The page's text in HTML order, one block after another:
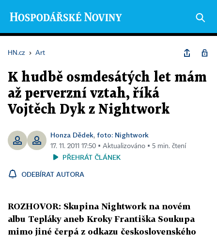
HN.cz › Art
K hudbě osmdesátých let mám
až perverzní vztah, říká
Vojtěch Dyk z Nightwork
Honza Dědek, foto: Nightwork
17. 11. 2011 17:50 ▪ Aktualizováno ▪ 5 min. čtení
PŘEHRÁT ČLÁNEK
ODEBÍRAT AUTORA
ROZHOVOR: Skupina Nightwork na novém
albu Tepláky aneb Kroky Františka Soukupa
mimo jiné čerpá z odkazu československého